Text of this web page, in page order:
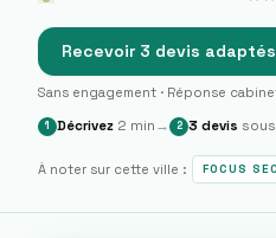
Recevoir 3 devis
Sans engagement · Réponse
1 Décrivez 2 min → 2 3 devis
À noter sur cette ville : FOCUS